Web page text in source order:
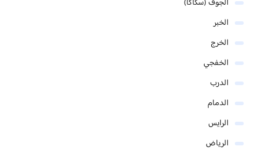
الجوف (سكاكا)
الخبر
الخرج
الخفجي
الدرب
الدمام
الرايس
الرياض